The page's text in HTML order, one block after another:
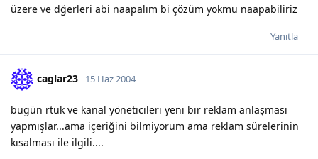
üzere ve dğerleri abi naapalım bi çözüm yokmu naapabiliriz
Yanıtla
caglar23 15 Haz 2004
bugün rtük ve kanal yöneticileri yeni bir reklam anlaşması
yapmışlar...ama içeriğini bilmiyorum ama reklam sürelerinin
kısalması ile ilgili....